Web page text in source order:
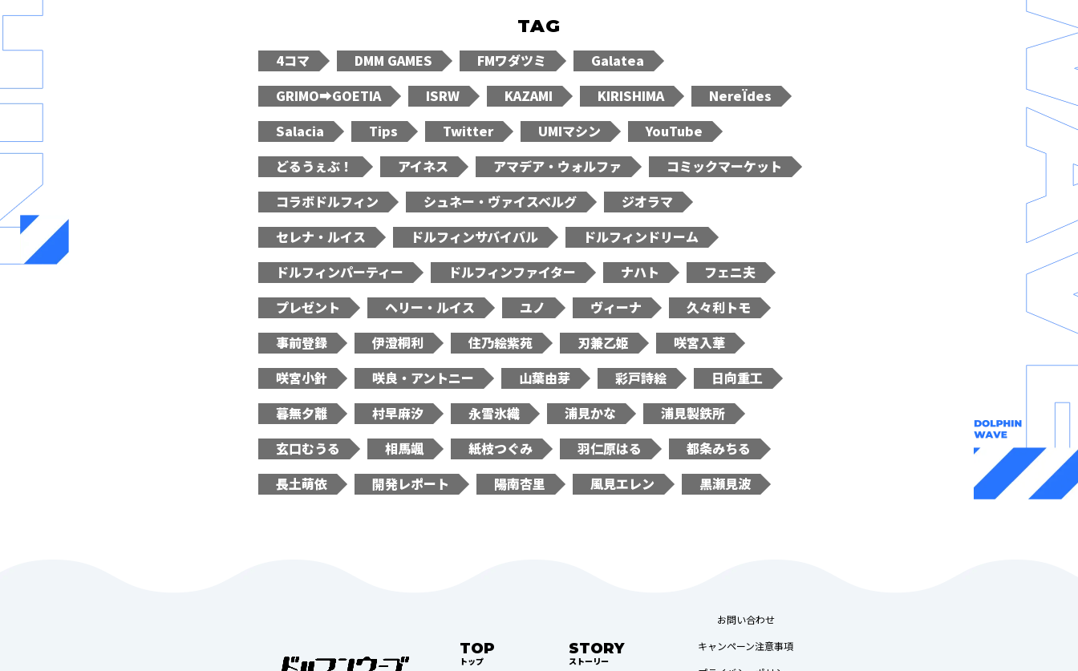
TAG
4コマ DMM GAMES FMワダツミ
Galatea
GRIMO➡GOETIA
ISRW KAZAMI KIRISHIMA
NereÏdes
Salacia
Tips Twitter UMIマシン
YouTube
どるうぇぶ！
アイネス アマデア・ウォルファ
コミックマーケット
コラボドルフィン
シュネー・ヴァイスベルグ
ジオラマ
セレナ・ルイス
ドルフィンサバイバル
ドルフィンドリーム
ドルフィンパーティー
ドルフィンファイター ナハト
フェニ夫
プレゼント
ヘリー・ルイス ユノ ヴィーナ
久々利トモ
事前登録
伊澄桐利 住乃絵紫苑 刃兼乙姫
咲宮入華
咲宮小針
咲良・アントニー 山葉由芽 彩戸詩絵
日向重工
暮無夕離
村早麻汐 永雪氷織 浦見かな
浦見製鉄所
玄口むうる
相馬颯 紙枝つぐみ 羽仁原はる
都条みちる
長土萌依
開発レポート 陽南杏里 風見エレン 黒瀬見波
TOP
トップ
STORY
ストーリー
お問い合わせ
キャンペーン注意事項